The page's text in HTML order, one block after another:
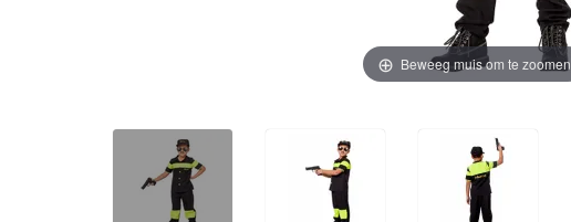
Beweeg muis om te zoomen